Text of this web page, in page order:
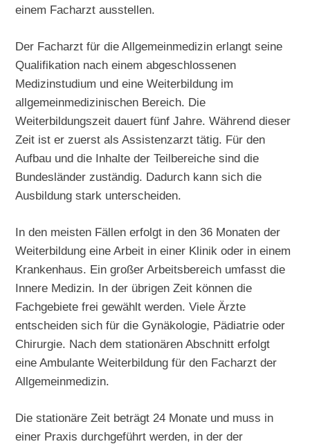
einem Facharzt ausstellen.
Der Facharzt für die Allgemeinmedizin erlangt seine
Qualifikation nach einem abgeschlossenen
Medizinstudium und eine Weiterbildung im
allgemeinmedizinischen Bereich. Die
Weiterbildungszeit dauert fünf Jahre. Während dieser
Zeit ist er zuerst als Assistenzarzt tätig. Für den
Aufbau und die Inhalte der Teilbereiche sind die
Bundesländer zuständig. Dadurch kann sich die
Ausbildung stark unterscheiden.
In den meisten Fällen erfolgt in den 36 Monaten der
Weiterbildung eine Arbeit in einer Klinik oder in einem
Krankenhaus. Ein großer Arbeitsbereich umfasst die
Innere Medizin. In der übrigen Zeit können die
Fachgebiete frei gewählt werden. Viele Ärzte
entscheiden sich für die Gynäkologie, Pädiatrie oder
Chirurgie. Nach dem stationären Abschnitt erfolgt
eine Ambulante Weiterbildung für den Facharzt der
Allgemeinmedizin.
Die stationäre Zeit beträgt 24 Monate und muss in
einer Praxis durchgeführt werden, in der der